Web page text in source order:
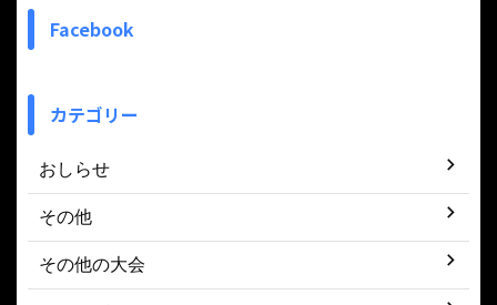
Facebook
カテゴリー
おしらせ
その他
その他の大会